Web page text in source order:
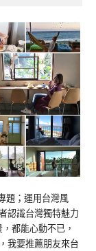
題；運用台灣風
認識台灣獨特魅力
都能心動不已，
我要推薦朋友來台